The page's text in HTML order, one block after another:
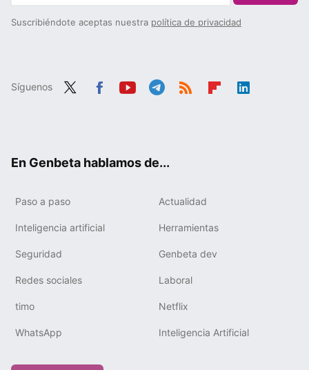
Suscribiéndote aceptas nuestra política de privacidad
Síguenos
En Genbeta hablamos de...
Paso a paso Actualidad
Inteligencia artificial Herramientas
Seguridad Genbeta dev
Redes sociales Laboral
timo Netflix
WhatsApp Inteligencia Artificial